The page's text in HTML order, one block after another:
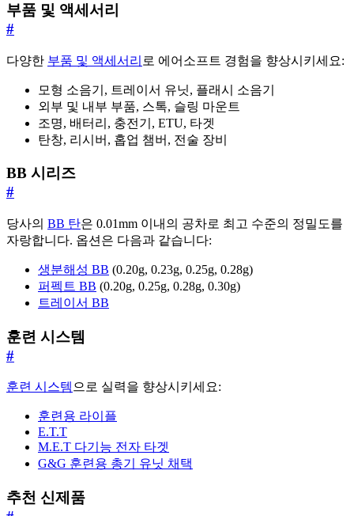
부품 및 액세서리
#
다양한 부품 및 액세서리 로 에어소프트 경험을 향상시키세요:
모형 소음기, 트레이서 유닛, 플래시 소음기
외부 및 내부 부품, 스톡, 슬링 마운트
조명, 배터리, 충전기, ETU, 타겟
탄창, 리시버, 홉업 챔버, 전술 장비
BB 시리즈
#
당사의 BB 탄은 0.01mm 이내의 공차로 최고 수준의 정밀도를
자랑합니다. 옵션은 다음과 같습니다:
생분해성 BB (0.20g, 0.23g, 0.25g, 0.28g)
퍼펙트 BB (0.20g, 0.25g, 0.28g, 0.30g)
트레이서 BB
훈련 시스템
#
훈련 시스템으로 실력을 향상시키세요:
훈련용 라이플
E.T.T
M.E.T 다기능 전자 타겟
G&G 훈련용 총기 유닛 채택
추천 신제품